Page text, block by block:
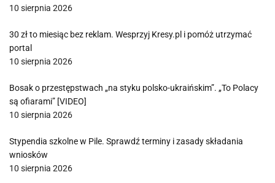
10 sierpnia 2026
30 zł to miesiąc bez reklam. Wesprzyj Kresy.pl i pomóż utrzymać
portal
10 sierpnia 2026
Bosak o przestępstwach „na styku polsko-ukraińskim”. „To Polacy
są ofiarami” [VIDEO]
10 sierpnia 2026
Stypendia szkolne w Pile. Sprawdź terminy i zasady składania
wniosków
10 sierpnia 2026